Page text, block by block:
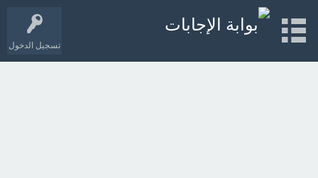
تسجيل الدخول